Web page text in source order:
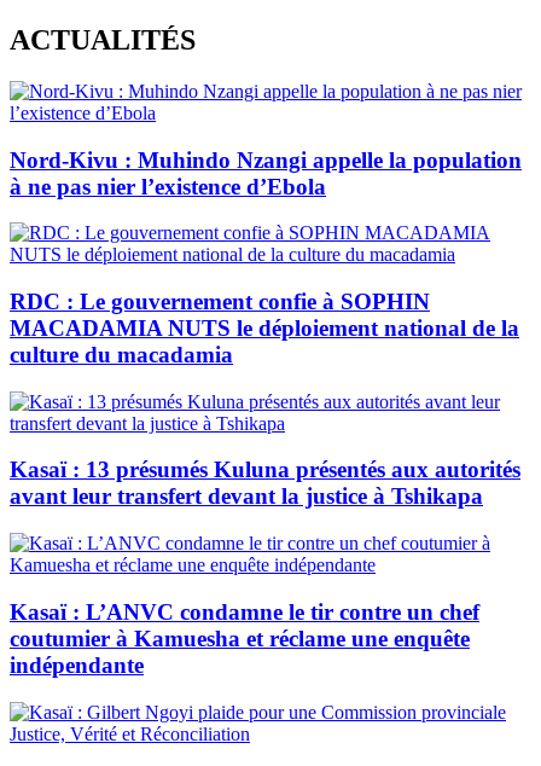
Skip
to
content
ACTUALITÉS
Nord-Kivu : Muhindo Nzangi appelle la population
à ne pas nier l’existence d’Ebola
RDC : Le gouvernement confie à SOPHIN
MACADAMIA NUTS le déploiement national de la
culture du macadamia
Kasaï : 13 présumés Kuluna présentés aux autorités
avant leur transfert devant la justice à Tshikapa
Kasaï : L’ANVC condamne le tir contre un chef
coutumier à Kamuesha et réclame une enquête
indépendante